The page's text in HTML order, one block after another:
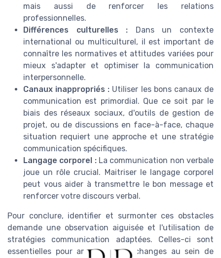
mais aussi de renforcer les relations
professionnelles.
Différences culturelles : Dans un contexte
international ou multiculturel, il est important de
connaître les normatives et attitudes variées pour
mieux s'adapter et optimiser la communication
interpersonnelle.
Canaux inappropriés : Utiliser les bons canaux de
communication est primordial. Que ce soit par le
biais des réseaux sociaux, d'outils de gestion de
projet, ou de discussions en face-à-face, chaque
situation requiert une approche et une stratégie
communication spécifiques.
Langage corporel :La communication non verbale
joue un rôle crucial. Maitriser le langage corporel
peut vous aider à transmettre le bon message et
renforcer votre discours verbal.
Pour conclure, identifier et surmonter ces obstacles
demande une observation aiguisée et l'utilisation de
stratégies communication adaptées. Celles-ci sont
essentielles pour améliorer les échanges au sein de